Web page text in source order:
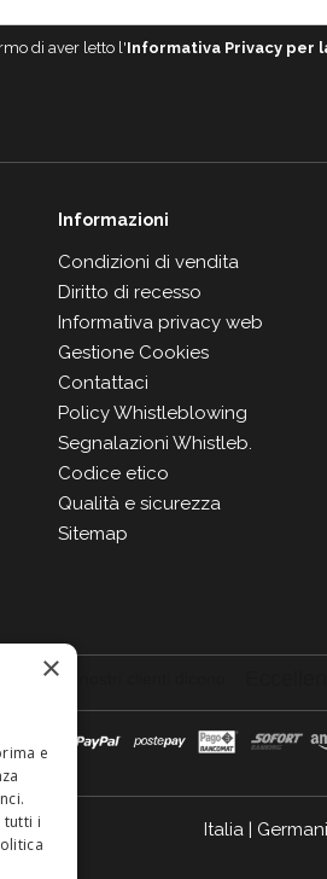
di aver letto l'Informativa Privacy per
Informazioni
Condizioni di vendita
Diritto di recesso
Informativa privacy web
Gestione Cookies
Contattaci
Policy Whistleblowing
Segnalazioni Whistleb.
Codice etico
Qualità e sicurezza
Sitemap
Italia|
×
e
tutti i